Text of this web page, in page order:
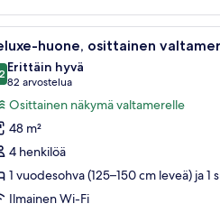
sinisillä koristetyynyilläModerni
9 huone, osittainen
kautta 10
Erittäin hyvä
82 arvostelua
(82
arvostelua)
Osittainen näkymä valtamerelle
48 m²
4 henkilöä
1 vuodesohva (125–150 cm leveä) ja 1
Ilmainen Wi-Fi